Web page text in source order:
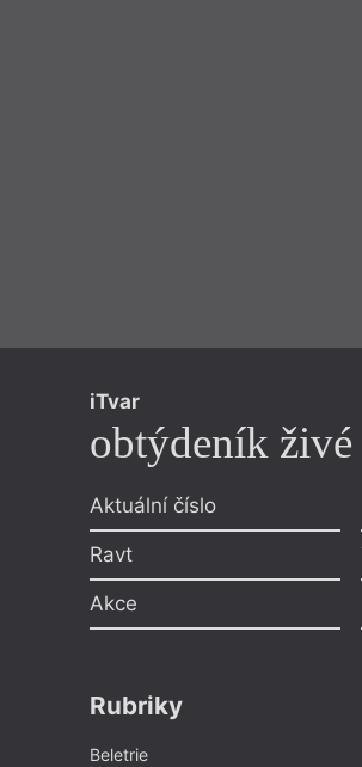
iTvar
obtýdeník
Aktuální číslo
Ravt
Akce
Rubriky
Beletrie